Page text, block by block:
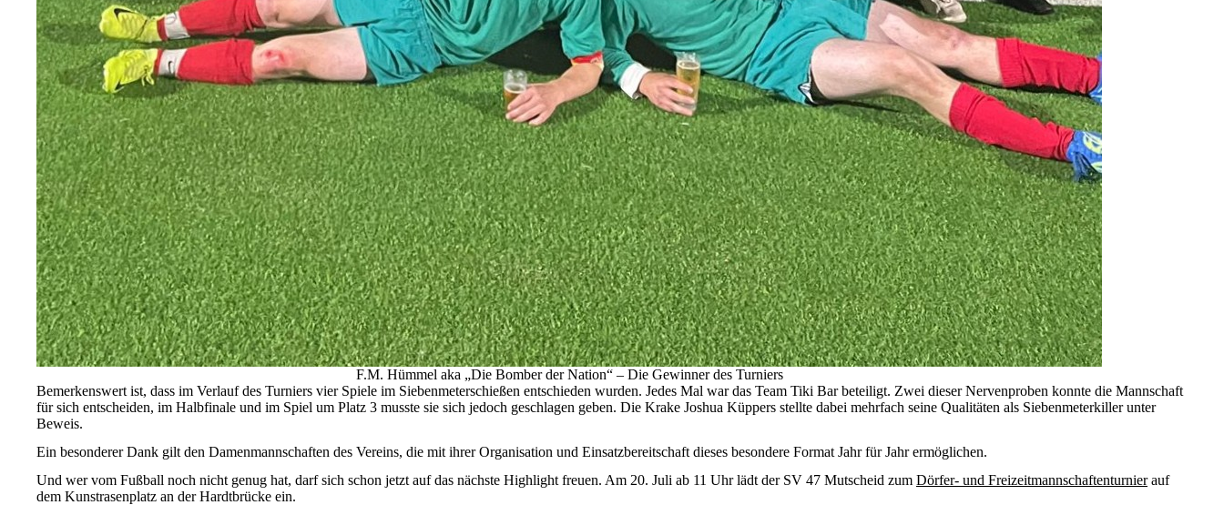
F.M. Hümmel aka „Die Bomber der Nation“ – Die Gewinner des Turniers
Bemerkenswert ist, dass im Verlauf des Turniers vier Spiele im Siebenmeterschießen entschieden wurden. Jedes Mal war das Team Tiki Bar beteiligt. Zwei dieser Nervenproben konnte die Mannschaft
für sich entscheiden, im Halbfinale und im Spiel um Platz 3 musste sie sich jedoch geschlagen geben. Die Krake Joshua Küppers stellte dabei mehrfach seine Qualitäten als Siebenmeterkiller unter
Beweis.
Ein besonderer Dank gilt den Damenmannschaften des Vereins, die mit ihrer Organisation und Einsatzbereitschaft dieses besondere Format Jahr für Jahr ermöglichen.
Und wer vom Fußball noch nicht genug hat, darf sich schon jetzt auf das nächste Highlight freuen. Am 20. Juli ab 11 Uhr lädt der SV 47 Mutscheid zum Dörfer- und Freizeitmannschaftenturnierauf
dem Kunstrasenplatz an der Hardtbrücke ein.